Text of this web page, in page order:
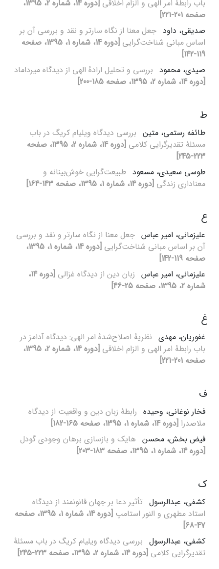
باب رابطۀ امر الهی و الزام اخلاقی
[دوره 14، شماره 2، 1395،
صفحه 201-221]
صدیقی، داود جعل معنا از نگاه سارتر و نقد و بررسی آن بر
اساس مبانی شناخت‌گرایی
[دوره 14، شماره 1، 1395، صفحه
119-142]
صیدی، محمود بررسی و تحلیل ارادهٔ الهی از دیدگاه میرداماد
[دوره 14، شماره 2، 1395، صفحه 185-200]
ط
طائفه رستمی، متین بررسی دیدگاه ویلیام کریگ در باب
مسئلۀ تقدیرگرایی کلامی
[دوره 14، شماره 2، 1395، صفحه
223-245]
طوسی سعیدی، مسعود طبیعت‌گرایی خوش‌بینانه و
معناداری زندگی [دوره 14، شماره 1، 1395، صفحه 143-164]
ع
علیزمانی، امیر عباس جعل معنا از نگاه سارتر و نقد و بررسی
آن بر اساس مبانی شناخت‌گرایی
[دوره 14، شماره 1، 1395،
صفحه 119-142]
علیزمانی، امیر عباس زبان دین از دیدگاه غزالی
[دوره 14،
شماره 2، 1395، صفحه 25-46]
غ
غفوریان، مهدی نظریۀ اصلاح‌شدۀ امر الهی: دیدگاه آدامز در
باب رابطۀ امر الهی و الزام اخلاقی
[دوره 14، شماره 2، 1395،
صفحه 201-221]
ف
فخار نوغانی، وحیده رابطۀ زبان دین و واقعیت از دیدگاه
ملاصدرا [دوره 14، شماره 1، 1395، صفحه 165-182]
فیض بخش، محسن هایک و بازسازی برهان وجودی گودل
[دوره 14، شماره 1، 1395، صفحه 183-203]
ک
کشفی، عبدالرسول تأثیر دعا بر جهان قانونمند از دیدگاه
استاد مطهری و النور استامپ
[دوره 14، شماره 1، 1395، صفحه
47-68]
کشفی، عبدالرسول بررسی دیدگاه ویلیام کریگ در باب مسئلۀ
تقدیرگرایی کلامی [دوره 14، شماره 2، 1395، صفحه 223-245]